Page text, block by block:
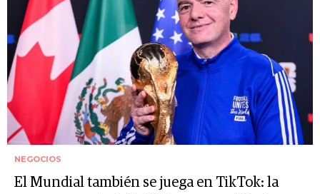
NEGOCIOS
El Mundial también se juega en TikTok: la